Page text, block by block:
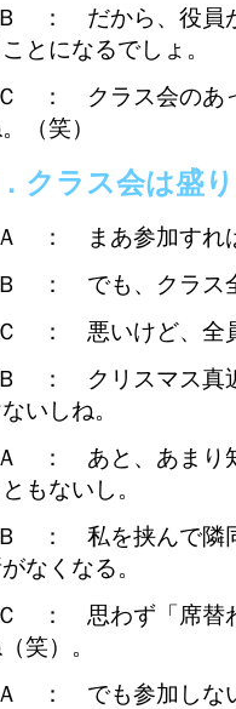
Ｂ ： だから、役員
とになるでしょ。
Ｃ ： クラス会のあ
（笑）
クラス会は盛
Ａ ： まあ参加すれ
Ｂ ： でも、クラス
Ｃ ： 悪いけど、全
Ｂ ： クリスマス真
いしね。
Ａ ： あと、あまり
もないし。
Ｂ ： 私を挟んで隣
なくなる。
Ｃ ： 思わず「席替
笑）。
Ａ ： でも参加しな